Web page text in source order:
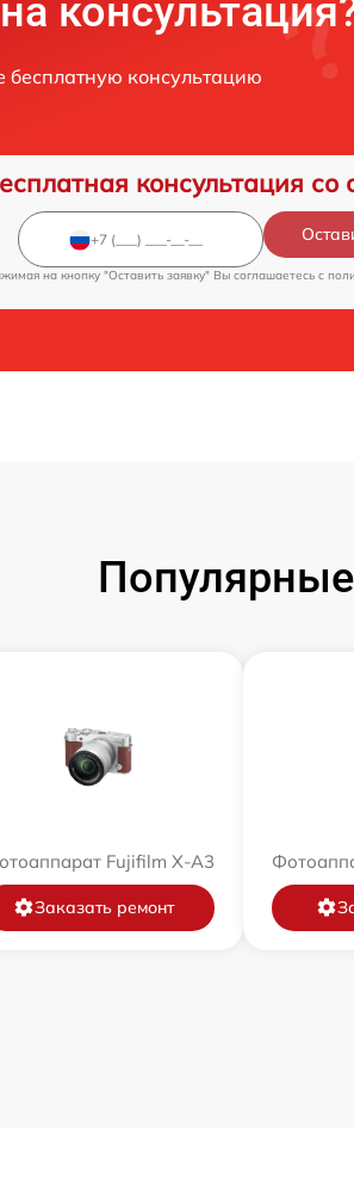
бесплатную консультацию
консультация со
на кнопку "Оставить заявку" Вы соглашаетесь c
Fujifilm X-A3
Заказать ремонт